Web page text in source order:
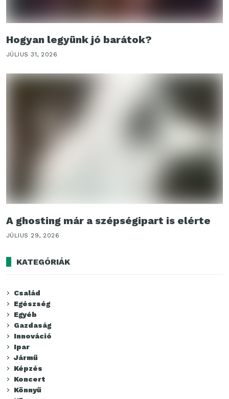
Hogyan legyünk jó barátok?
JÚLIUS 31, 2026
A ghosting már a szépségipart is elérte
JÚLIUS 29, 2026
KATEGÓRIÁK
Család
Egészség
Egyéb
Gazdaság
Innováció
Ipar
Jármű
Képzés
Koncert
Könnyű